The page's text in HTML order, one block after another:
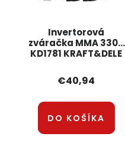
Invertorová
zváračka MMA 330A
KD1781 KRAFT&DELE
€40,94
DO KOŠÍKA